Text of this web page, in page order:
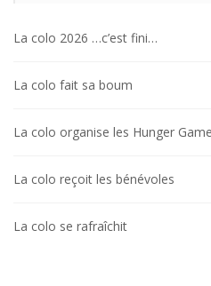
La colo 2026 …c’est fini…
La colo fait sa boum
La colo organise les Hunger
La colo reçoit les bénévoles
La colo se rafraîchit